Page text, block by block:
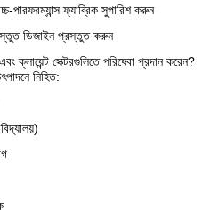
পারফরম্যান্স ফ্যাব্রিক সুপারিশ করুন
ডিজাইন প্রস্তুত করুন
ক্লায়েন্ট সেক্টরগুলিতে পরিষেবা প্রদান করেন?
নিহিত: